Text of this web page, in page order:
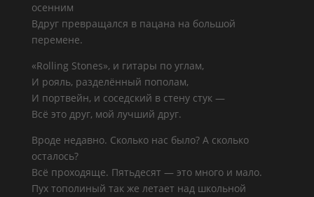
осенним
Вдруг превращался в пацана на большой
перемене.
«Rolling Stones», и гитары по углам,
И рояль, разделённый пополам,
И портвейн, и соседский в стену стук —
Всё это друг, мой лучший друг.
Вроде недавно. Сколько нас было? А сколько
осталось?
Всё проходяще. Пятьдесят — это много и мало.
Пух тополиный так же летает над школьной